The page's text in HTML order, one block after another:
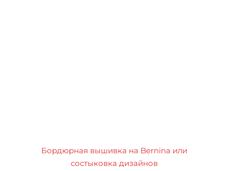
Бордюрная вышивка на Bernina или
состыковка дизайнов